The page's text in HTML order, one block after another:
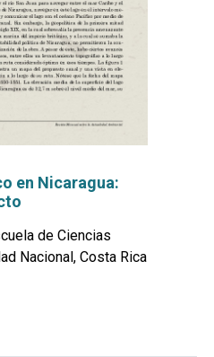
en Nicaragua:
de Ciencias
Nacional, Costa Rica